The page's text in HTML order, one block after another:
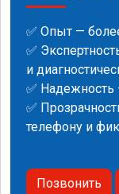
✅ Опыт —
✅
и
✅ Надежность
✅
телефону и
Позвонить